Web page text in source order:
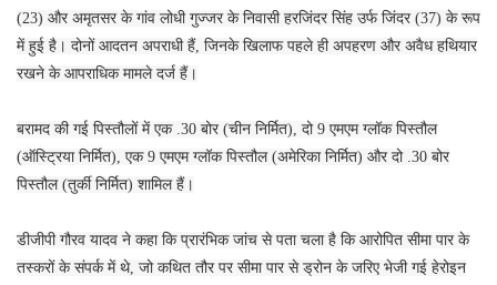
(23) और अमृतसर के गांव लोधी गुज्जर के निवासी हरजिंदर सिंह उर्फ जिंदर (37) के रूप
में हुई है। दोनों आदतन अपराधी हैं, जिनके खिलाफ पहले ही अपहरण और अवैध हथियार
रखने के आपराधिक मामले दर्ज हैं।
बरामद की गई पिस्तौलों में एक .30 बोर (चीन निर्मित), दो 9 एमएम ग्लॉक पिस्तौल
(ऑस्ट्रिया निर्मित), एक 9 एमएम ग्लॉक पिस्तौल (अमेरिका निर्मित) और दो .30 बोर
पिस्तौल (तुर्की निर्मित) शामिल हैं।
डीजीपी गौरव यादव ने कहा कि प्रारंभिक जांच से पता चला है कि आरोपित सीमा पार के
तस्करों के संपर्क में थे, जो कथित तौर पर सीमा पार से ड्रोन के जरिए भेजी गई हेरोइन